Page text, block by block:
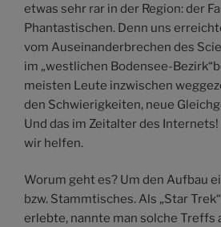
etwas sehr rar in der Region: der
Phantastischen. Denn uns
vom Auseinanderbrechen des
im „westlichen Bodensee-
meisten Leute inzwischen
den Schwierigkeiten, neue
Und das im Zeitalter des
wir helfen.
Worum geht es? Um den Aufbau
bzw. Stammtisches. Als „Star
erlebte, nannte man solche Treffs